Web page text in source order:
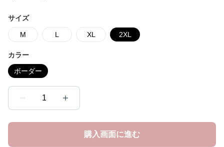
サイズ
M L XL 2XL
カラー
ボーダー
1
購入画面に進む